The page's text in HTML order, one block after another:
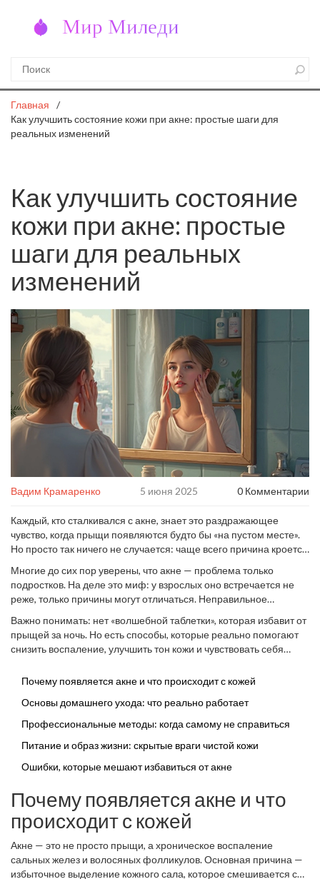
Главная
Как улучшить состояние кожи при акне: простые шаги для
реальных изменений
Как улучшить состояние
кожи при акне: простые
шаги для реальных
изменений
Вадим Крамаренко 5 июня 2025 0 Комментарии
Каждый, кто сталкивался с акне, знает это раздражающее
чувство, когда прыщи появляются будто бы «на пустом месте».
Но просто так ничего не случается: чаще всего причина кроется
лицо за косметикой — не выход, а вот разобраться в причинах и
выбрать понятные шаги — уже половина победы.
Многие до сих пор уверены, что акне — проблема только
подростков. На деле это миф: у взрослых оно встречается не
реже, только причины могут отличаться. Неправильное
— всё это реально влияет на состояние кожи.
Важно понимать: нет «волшебной таблетки», которая избавит от
прыщей за ночь. Но есть способы, которые реально помогают
снизить воспаление, улучшить тон кожи и чувствовать себя
исправить за один день, а менять привычки пошагово. Так вы не
проблема вернётся.
Почему появляется акне и что происходит с кожей
Основы домашнего ухода: что реально работает
Профессиональные методы: когда самому не справиться
Питание и образ жизни: скрытые враги чистой кожи
Ошибки, которые мешают избавиться от акне
Почему появляется акне и что
происходит с кожей
Акне — это не просто прыщи, а хроническое воспаление
сальных желез и волосяных фолликулов. Основная причина —
избыточное выделение кожного сала, которое смешивается с